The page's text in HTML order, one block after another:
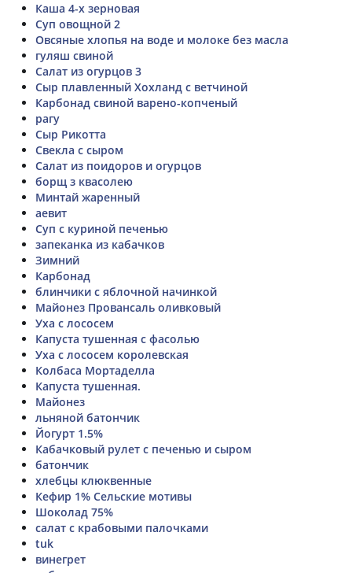
Каша 4-х зерновая
Суп овощной 2
Овсяные хлопья на воде и молоке без масла
гуляш свиной
Салат из огурцов 3
Сыр плавленный Хохланд с ветчиной
Карбонад свиной варено-копченый
рагу
Сыр Рикотта
Свекла с сыром
Салат из поидоров и огурцов
борщ з квасолею
Минтай жаренный
аевит
Суп с куриной печенью
запеканка из кабачков
Зимний
Карбонад
блинчики с яблочной начинкой
Майонез Провансаль оливковый
Уха с лососем
Капуста тушенная с фасолью
Уха с лососем королевская
Колбаса Мортаделла
Капуста тушенная.
Майонез
льняной батончик
Йогурт 1.5%
Кабачковый рулет с печенью и сыром
батончик
хлебцы клюквенные
Кефир 1% Сельские мотивы
Шоколад 75%
салат с крабовыми палочками
tuk
винегрет